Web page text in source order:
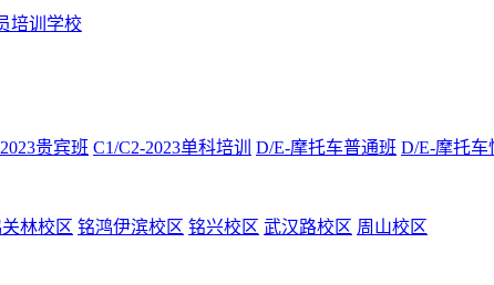
培训学校
贵宾班 C1/C2-2023单科培训 D/E-摩托车普通班 D/E-摩托车
林校区 铭鸿伊滨校区 铭兴校区 武汉路校区 周山校区